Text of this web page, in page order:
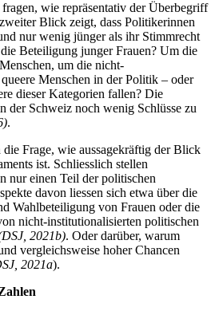
wie repräsentativ der Überbegriff
Blick zeigt, dass Politikerinnen
nur wenig jünger als ihr Stimmrecht
Beteiligung junger Frauen? Um die
um die nicht-
Menschen in der Politik – oder
dieser Kategorien fallen? Die
der Schweiz noch wenig Schlüsse zu
.
Frage, wie aussagekräftig der Blick
ist. Schliesslich stellen
nur einen Teil der politischen
davon liessen sich etwa über die
Wahlbeteiligung von Frauen oder die
nicht-institutionalisierten politischen
2021b). Oder darüber, warum
vergleichsweise hoher Chancen
2021a).